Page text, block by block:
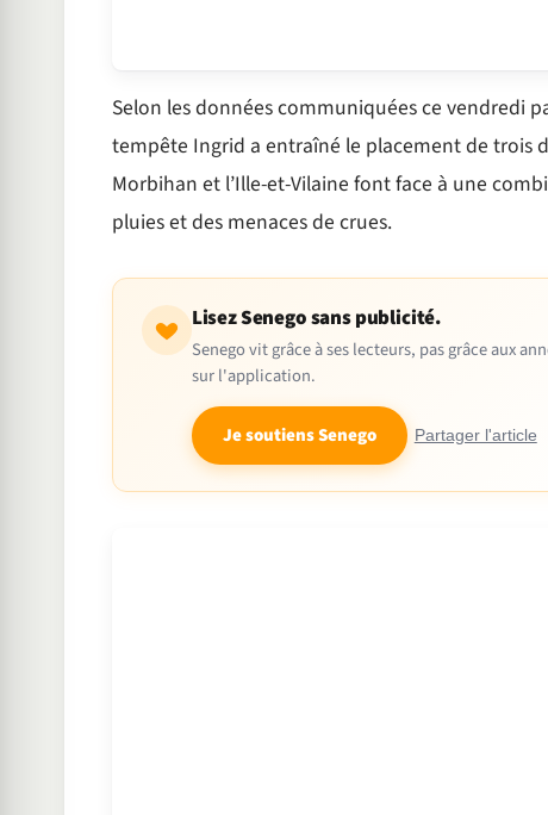
Selon les données communiquées ce vendredi
tempête Ingrid a entraîné le placement de trois
Morbihan et l’Ille-et-Vilaine font face à une
pluies et des menaces de crues.
Lisez Senego sans publicité.
Senego vit grâce à ses lecteurs, pas grâce aux
sur l'application.
Je soutiens Senego Partager l'article